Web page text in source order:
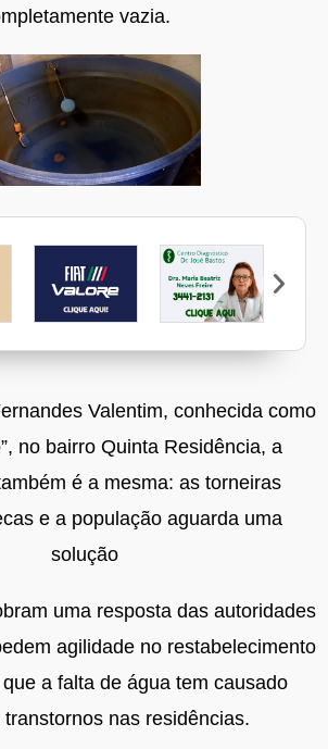
vazia.
Valentim, conhecida como
no bairro Quinta Residência, a
é a mesma: as torneiras
e a população aguarda uma
solução
uma resposta das autoridades
agilidade no restabelecimento
a falta de água tem causado
transtornos nas residências.